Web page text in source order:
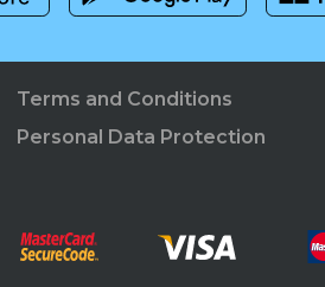
Terms and Conditions
Personal Data Protection